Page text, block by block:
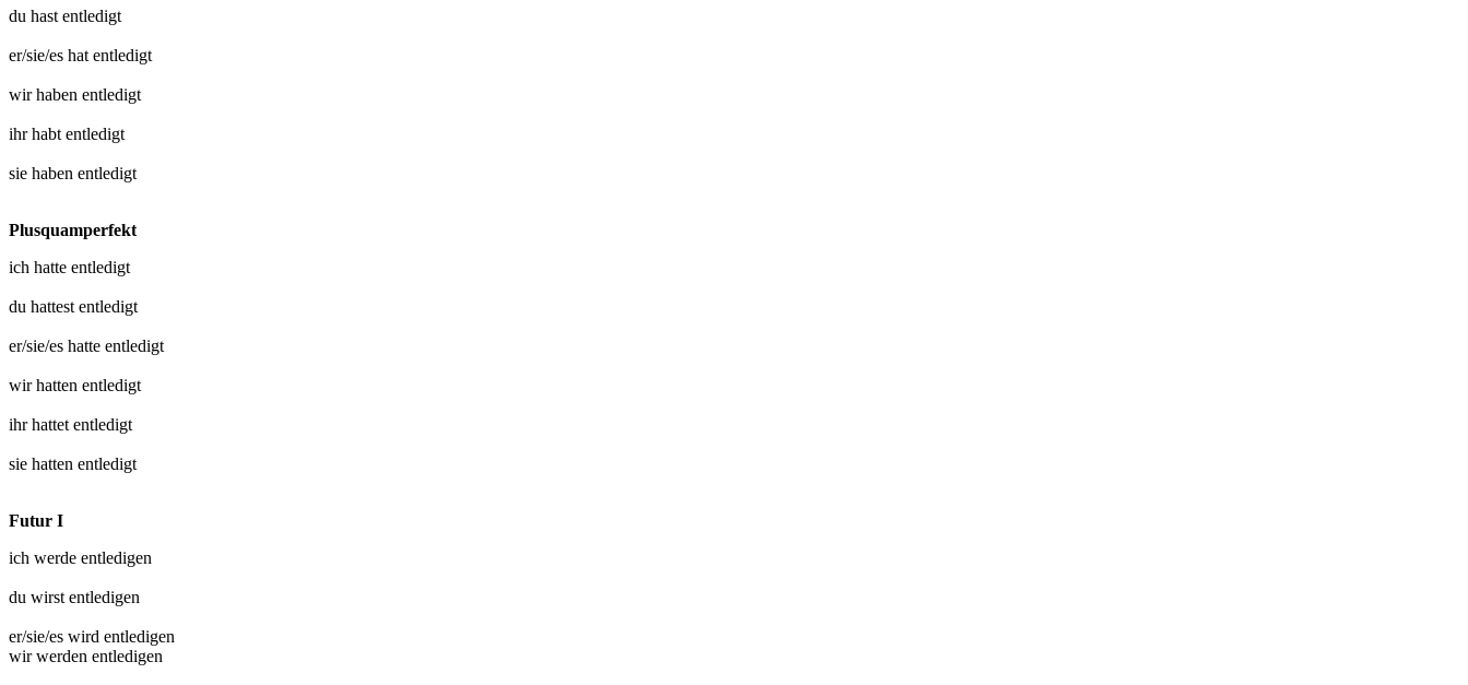
du hast entledigt
er/sie/es hat entledigt
wir haben entledigt
ihr habt entledigt
sie haben entledigt
Plusquamperfekt
ich hatte entledigt
du hattest entledigt
er/sie/es hatte entledigt
wir hatten entledigt
ihr hattet entledigt
sie hatten entledigt
Futur I
ich werde entledigen
du wirst entledigen
er/sie/es wird entledigen
wir werden entledigen